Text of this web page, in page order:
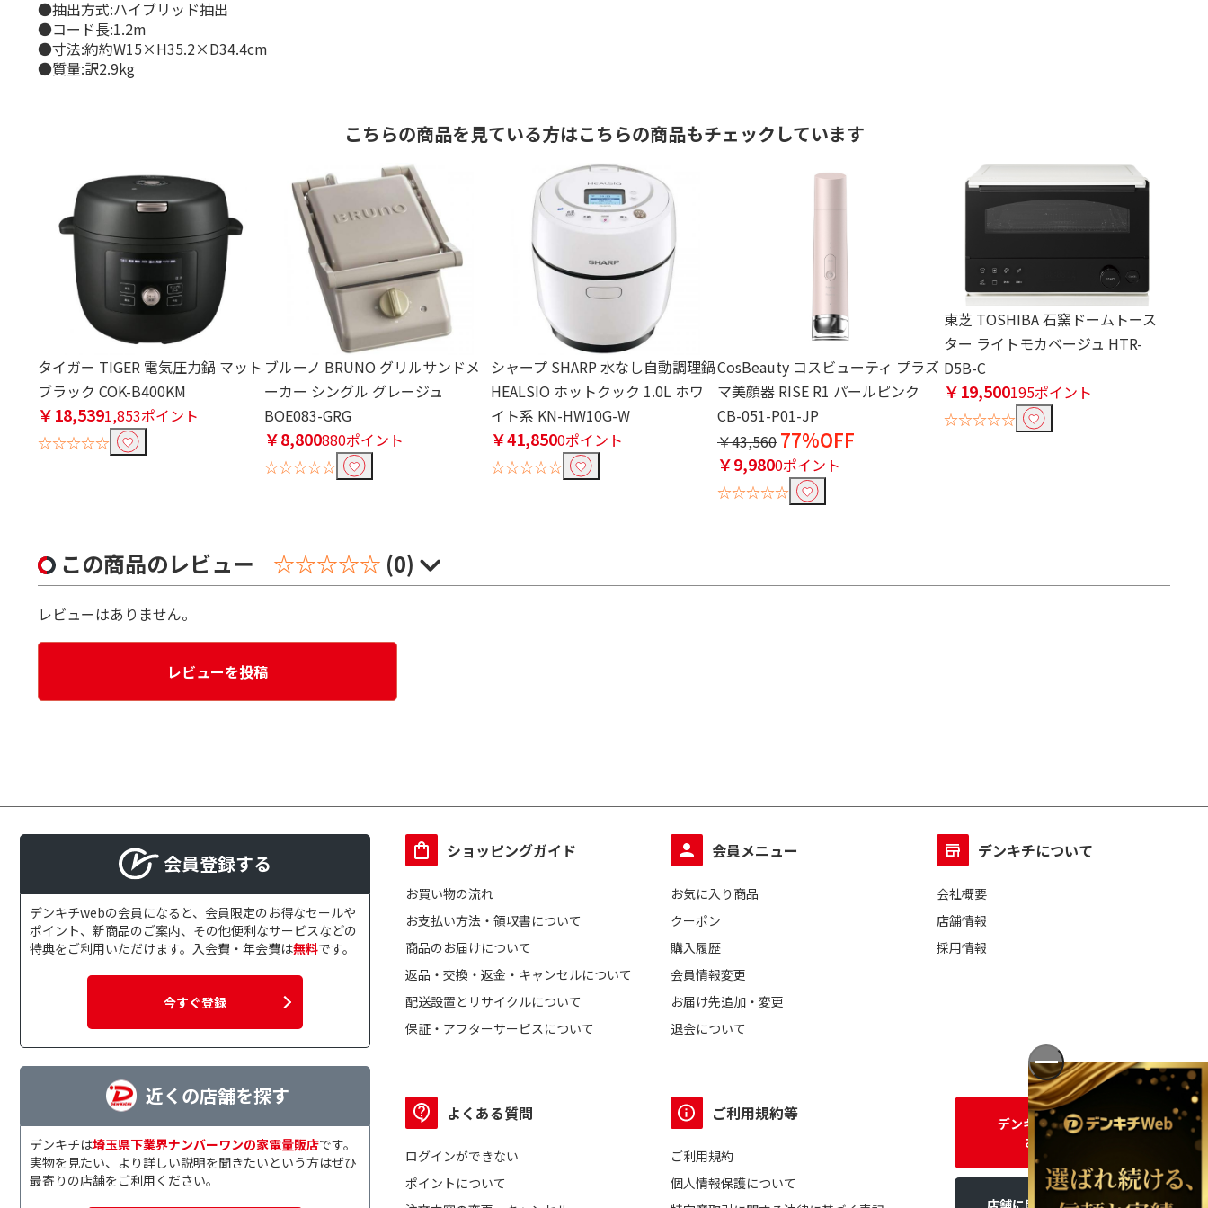
●抽出方式:ハイブリッド抽出
●コード長:1.2m
●寸法:約約W15×H35.2×D34.4cm
●質量:訳2.9kg
こちらの商品を見ている方はこちらの商品もチェックしています
タイガー TIGER 電気圧力鍋 マット
ブラック COK-B400KM
￥18,5391,853ポイント
☆☆☆☆☆
ブルーノ BRUNO グリルサンドメ
ーカー シングル グレージュ
BOE083-GRG
￥8,800880ポイント
☆☆☆☆☆
シャープ SHARP 水なし自動調理鍋
HEALSIO ホットクック 1.0L ホワ
イト系 KN-HW10G-W
￥41,8500ポイント
☆☆☆☆☆
CosBeauty コスビューティ プラズ
マ美顔器 RISE R1 パールピンク
CB-051-P01-JP
￥43,560 77%OFF
￥9,9800ポイント
☆☆☆☆☆
東芝 TOSHIBA 石窯ドームトース
ター ライトモカベージュ HTR-
D5B-C
￥19,500195ポイント
☆☆☆☆☆
この商品のレビュー ☆☆☆☆☆ (0)
レビューはありません。
レビューを投稿
会員登録する
デンキチwebの会員になると、会員限定のお得なセールや
ポイント、新商品のご案内、その他便利なサービスなどの
特典をご利用いただけます。入会費・年会費は無料です。
今すぐ登録
近くの店舗を探す
デンキチは埼玉県下業界ナンバーワンの家電量販店です。
実物を見たい、より詳しい説明を聞きたいという方はぜひ
最寄りの店舗をご利用ください。
ショッピングガイド
お買い物の流れ
お支払い方法・領収書について
商品のお届けについて
返品・交換・返金・キャンセルについて
配送設置とリサイクルについて
保証・アフターサービスについて
会員メニュー
お気に入り商品
クーポン
購入履歴
会員情報変更
お届け先追加・変更
退会について
デンキチについて
会社概要
店舗情報
採用情報
よくある質問
ログインができない
ポイントについて
ご利用規約等
ご利用規約
個人情報保護について
デンキチWEBに関する
お問い合わせ
店舗に関するお問い合わせ